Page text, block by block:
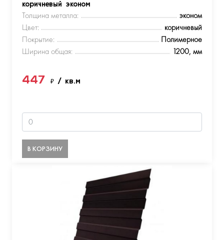
коричневый эконом
Толщина металла:
эконом
Цвет:
коричневый
Покрытие:
Полимерное
Ширина общая:
1200, мм
447 ₽ / кв.м
В КОРЗИНУ